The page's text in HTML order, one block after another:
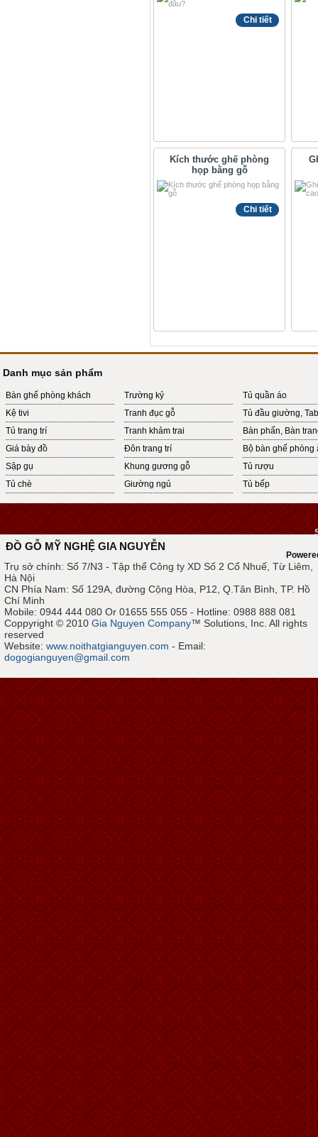
Chi tiết
Kích thước ghế phòng
họp bằng gỗ
Chi tiết
Danh mục sản phẩm
Bàn ghế phòng khách
Kệ tivi
Tủ trang trí
Giá bày đồ
Sập gụ
Tủ chè
Trường kỷ
Tranh đục gỗ
Tranh khảm trai
Đôn trang trí
Khung gương gỗ
Giường ngủ
Tủ quần áo
Tủ đầu giường,
Bàn phấn, Bàn
Bộ bàn ghế phòng
Tủ rượu
Tủ bếp
ĐỒ GỖ MỸ NGHỆ GIA NGUYỄN
Trụ sở chính: Số 7/N3 - Tập thể Công ty XD Số 2 Cổ Nhuế, Từ Liêm,
Hà Nội
CN Phía Nam: Số 129A, đường Cộng Hòa, P12, Q.Tân Bình, TP. Hồ
Chí Minh
Mobile: 0944 444 080 Or 01655 555 055 - Hotline: 0988 888 081
Coppyright © 2010 Gia Nguyen Company™ Solutions, Inc. All rights
reserved
Website: www.noithatgianguyen.com - Email:
dogogianguyen@gmail.com